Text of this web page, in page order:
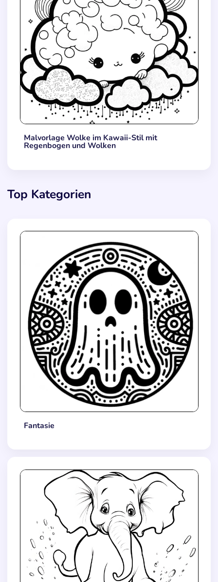
Malvorlage Wolke im Kawaii-Stil mit
Regenbogen und Wolken
Top Kategorien
Fantasie